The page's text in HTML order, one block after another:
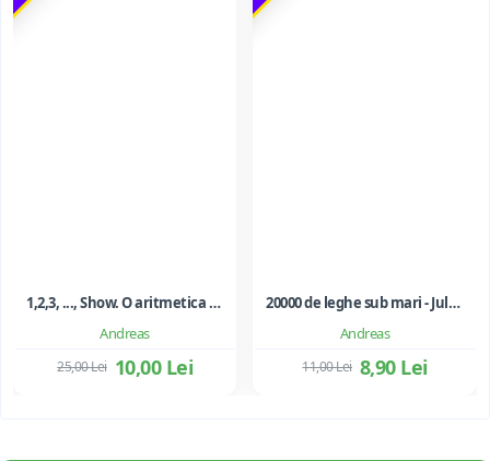
Andreas
1,2,3, ..., Show. O aritmetica emotionala, o poezie a matematicii - Ioan Dancila
10,00 Lei
25,00 Lei
Andreas
20000 de leghe sub mari - Jules Verne
8,90 Lei
11,00 Lei